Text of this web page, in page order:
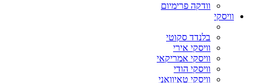
וודקה פרימיום
וויסקי
בלנדד סקוטי
וויסקי אירי
וויסקי אמריקאי
וויסקי הודי
וויסקי טאיוואני